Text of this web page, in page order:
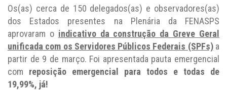
Os(as) cerca de 150 delegados(as) e observadores(as)
dos Estados presentes na Plenária da FENASPS
aprovaram o indicativo da construção da Greve Geral
unificada com os Servidores Públicos Federais (SPFs)a
partir de 9 de março. Foi apresentada pauta emergencial
com reposição emergencial para todos e todas de
19,99%, já!